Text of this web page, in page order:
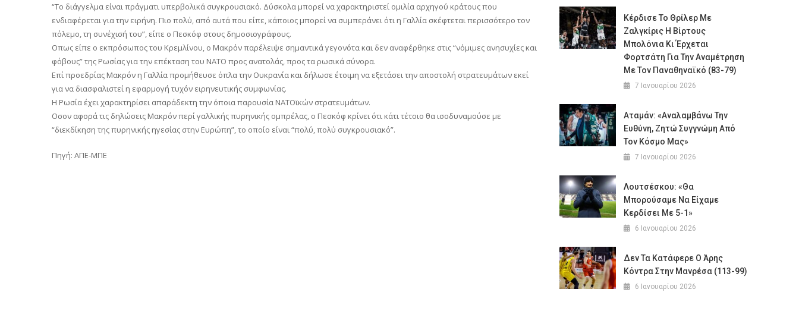
“Το διάγγελμα είναι πράγματι υπερβολικά συγκρουσιακό. Δύσκολα μπορεί να χαρακτηριστεί ομιλία αρχηγού κράτους που
ενδιαφέρεται για την ειρήνη. Πιο πολύ, από αυτά που είπε, κάποιος μπορεί να συμπεράνει ότι η Γαλλία σκέφτεται περισσότερο τον
πόλεμο, τη συνέχισή του”, είπε ο Πεσκόφ στους δημοσιογράφους.
Οπως είπε ο εκπρόσωπος του Κρεμλίνου, ο Μακρόν παρέλειψε σημαντικά γεγονότα και δεν αναφέρθηκε στις “νόμιμες ανησυχίες και
φόβους” της Ρωσίας για την επέκταση του ΝΑΤΟ προς ανατολάς, προς τα ρωσικά σύνορα.
Επί προεδρίας Μακρόν η Γαλλία προμήθευσε όπλα την Ουκρανία και δήλωσε έτοιμη να εξετάσει την αποστολή στρατευμάτων εκεί
για να διασφαλιστεί η εφαρμογή τυχόν ειρηνευτικής συμφωνίας.
Η Ρωσία έχει χαρακτηρίσει απαράδεκτη την όποια παρουσία ΝΑΤΟϊκών στρατευμάτων.
Οσον αφορά τις δηλώσεις Μακρόν περί γαλλικής πυρηνικής ομπρέλας, ο Πεσκόφ κρίνει ότι κάτι τέτοιο θα ισοδυναμούσε με
“διεκδίκηση της πυρηνικής ηγεσίας στην Ευρώπη”, το οποίο είναι “πολύ, πολύ συγκρουσιακό”.
Πηγή: ΑΠΕ-ΜΠΕ
Κέρδισε Το Θρίλερ Με
Ζαλγκίρις Η Βίρτους
Μπολόνια Κι Έρχεται
Φορτσάτη Για Την Αναμέτρηση
Με Τον Παναθηναϊκό (83-79)
7 Ιανουαρίου 2026
Αταμάν: «Αναλαμβάνω Την
Ευθύνη, Ζητώ Συγγνώμη Από
Τον Κόσμο Μας»
7 Ιανουαρίου 2026
Λουτσέσκου: «Θα
Μπορούσαμε Να Είχαμε
Κερδίσει Με 5-1»
6 Ιανουαρίου 2026
Δεν Τα Κατάφερε Ο Άρης
Κόντρα Στην Μανρέσα (113-99)
6 Ιανουαρίου 2026